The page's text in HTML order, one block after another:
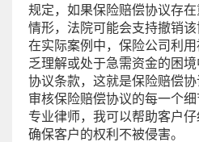
规定，如果保险赔偿协议存
情形，法院可能会支持撤销该
在实际案例中，保险公司利
乏理解或处于急需资金的困
协议条款，这就是保险赔偿协
审核保险赔偿协议的每一个
专业律师，我可以帮助客户仔
确保客户的权利不被侵害。